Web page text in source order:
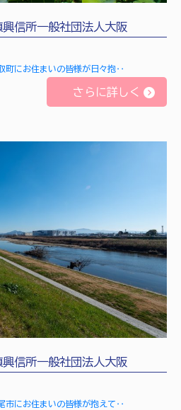
信所一般社団法人大阪
町にお住まいの皆様が日々抱‥
さらに詳しく
信所一般社団法人大阪
市にお住まいの皆様が抱えて‥